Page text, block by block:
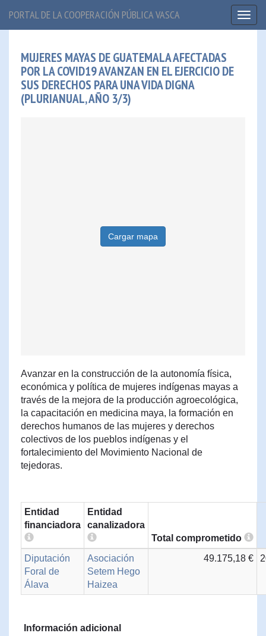
PORTAL DE LA COOPERACIÓN PÚBLICA VASCA
MUJERES MAYAS DE GUATEMALA AFECTADAS
POR LA COVID19 AVANZAN EN EL EJERCICIO DE
SUS DERECHOS PARA UNA VIDA DIGNA
(PLURIANUAL, AÑO 3/3)
Cargar mapa
Avanzar en la construcción de la autonomía física,
económica y política de mujeres indígenas mayas a
través de la mejora de la producción agroecológica,
la capacitación en medicina maya, la formación en
derechos humanos de las mujeres y derechos
colectivos de los pueblos indígenas y el
fortalecimiento del Movimiento Nacional de
tejedoras.
Entidad
financiadora
Entidad
canalizadora
Total comprometido
Diputación
Foral de
Álava
Asociación
Setem Hego
Haizea
49.175,18 €
Información adicional